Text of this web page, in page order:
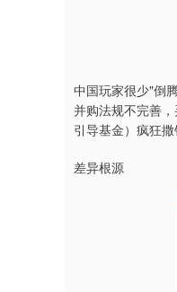
中国玩家很少"倒
并购法规不完善
引导基金）疯狂撒
差异根源